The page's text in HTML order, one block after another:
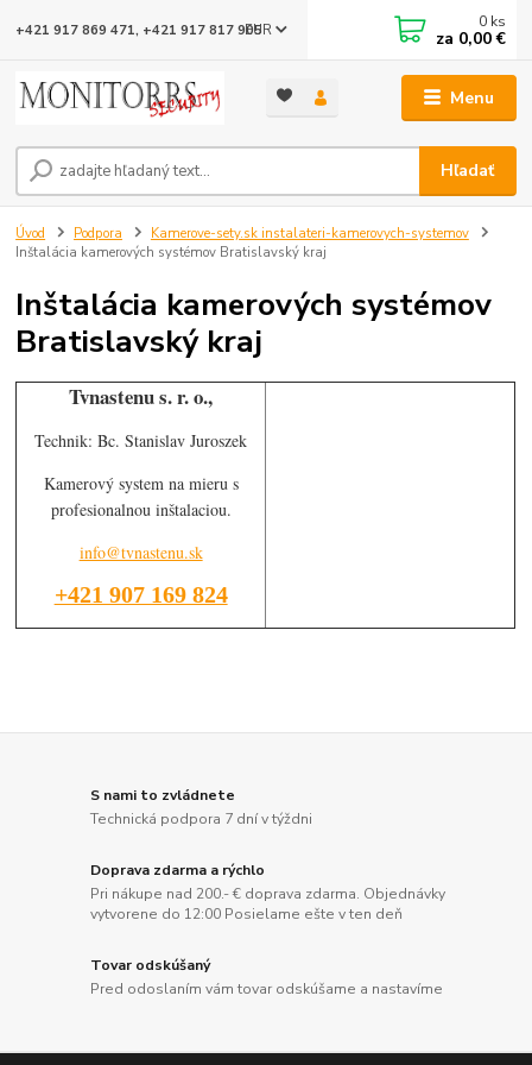
Menu
EUR
Hľadať
+421 917 869 471, +421 917 817 905 0 ks
za 0,00 €
Úvod Podpora
Kamerove-sety.sk instalateri-kamerovych-systemov
Inštalácia kamerových systémov Bratislavský kraj
Inštalácia kamerových systémov
Bratislavský kraj
Tvnastenu s. r. o.,
Technik: Bc. Stanislav Juroszek
Kamerový system na mieru s
profesionalnou inštalaciou.
info@tvnastenu.sk
+421 907 169 824
S nami to zvládnete
Technická podpora 7 dní v týždni
Doprava zdarma a rýchlo
Pri nákupe nad 200.- € doprava zdarma. Objednávky
vytvorene do 12:00 Posielame ešte v ten deň
Tovar odskúšaný
Pred odoslaním vám tovar odskúšame a nastavíme